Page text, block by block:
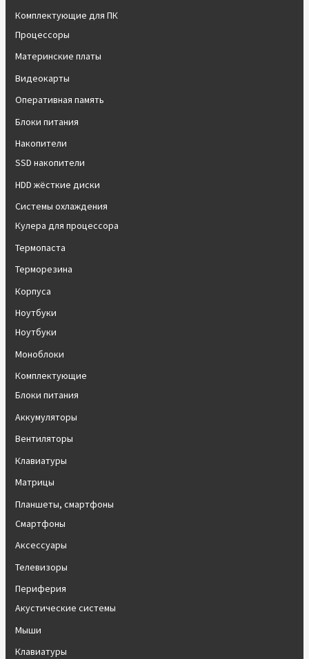
Комплектующие для ПК
Процессоры
Материнские платы
Видеокарты
Оперативная память
Блоки питания
Накопители
SSD накопители
HDD жёсткие диски
Системы охлаждения
Кулера для процессора
Термопаста
Терморезина
Корпуса
Ноутбуки
Ноутбуки
Моноблоки
Комплектующие
Блоки питания
Аккумуляторы
Вентиляторы
Клавиатуры
Матрицы
Планшеты, смартфоны
Смартфоны
Аксессуары
Телевизоры
Периферия
Акустические системы
Мыши
Клавиатуры